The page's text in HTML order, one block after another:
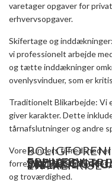
varetager opgaver for
erhvervsopgaver.
Skifertage og
vi professionelt arbejde
og tætte inddækninger
ovenlysvinduer, som er
Traditionelt Blikarbejde: Vi
giver karakter. Dette
tårnafslutninger og andre
Vore kunders tilfredshed
forretning, og samarbejdet
og troværdighed.
ERHVERV
PLEJECENTRE
SKOLE OG
DIVERSE
VILLA
ENTREPRISE